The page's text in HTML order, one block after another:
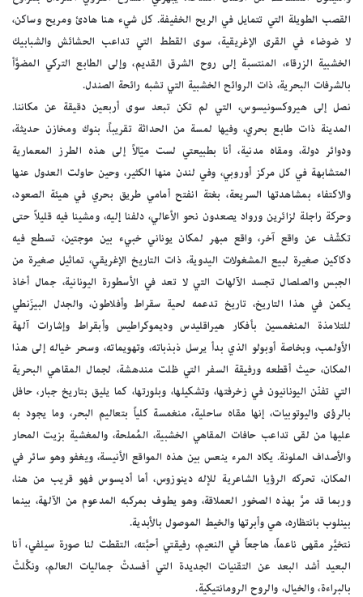
القصب الطويلة التي تتمايل في الريح الخفيفة. كل شيء هنا هادئ ومريح وساكن،
لا ضوضاء في القرى الإغريقية، سوى القطط التي تداعب الحشائش والشبابيك
الخشبية الزرقاء، المنتسبة إلى روح الشرق القديم، وإلى الطابع التركي المضوَّأ
بالشرفات البحرية، ذات الروائح الخشبية التي تشبه رائحة الصندل.
نصل إلى هيروكسونيسوس، التي لم تكن تبعد سوى أربعين دقيقة عن مكاننا.
المدينة ذات طابع بحري، وفيها لمسة من الحداثة تقريباً، بنوك ومخازن حديثة،
ودوائر دولة، ومقاه مدنية، أنا بطبيعتي لست ميّالاً إلى هذه الطرز المعمارية
المتشابهة في كل مركز أوروبي، وفي لندن منها الكثير، وحين حاولت العدول عنها
والاكتفاء بمشاهدتها السريعة، بغتة انفتح أمامي طريق بحري في هيئة الصعود،
وحركة راجلة لزائرين ورواد يصعدون نحو الأعالي، دلفنا إليه، ومشينا فيه قليلاً حتى
تكشّف عن واقع آخر، واقع مبهر لمكان يوناني خبيء بين موجتين، تسطع فيه
دكاكين صغيرة لبيع المشغولات اليدوية، ذات التاريخ الإغريقي، تماثيل صغيرة من
الجبس والصلصال تجسد الآلهات التي لا تعد في الأسطورة اليونانية، جمال أخاذ
يكمن في هذا التاريخ، تاريخ تدعمه لحية سقراط وأفلاطون، والجدل البيزَنطي
للتلامذة المنغمسين بأفكار هيراقليدس وديموكراطيس وأبقراط وإشارات آلهة
الأولمب، وبخاصة أوبولو الذي بدأ يرسل ذبذباته، وتهويماته، وسحر خياله إلى هذا
المكان، حيث أقطعه ورفيقة السفر التي ظلت مندهشة، لجمال المقاهي البحرية
التي تفنّن اليونانيون في زخرفتها، وتشكيلها، وبلورتها، كما يليق بتاريخ جبار، حافل
بالرؤى واليوتوبيات، إنها مقاه ساحلية، منغمسة كلياً بتعاليم البحر، وما يجود به
عليها من لقى تداعب حافات المقاهي الخشبية، المُملحة، والمغشية بزيت المحار
والأصداف الملونة. يكاد المرء ينعس بين هذه المواقع الأنيسة، ويغفو وهو سائر في
المكان، تحركه الرؤيا الشاعرية للإله دينوزوس، أما أديسوس فهو قريب من هنا،
وربما قد مرَّ بهذه الصخور العملاقة، وهو يطوف بمركبه المدعوم من الآلهة، بينما
بينلوب بانتظاره، هي وأبرتها والخيط الموصول بالأبدية.
نتخيَّر مقهى ناعماً، هاجعاً في النعيم، رفيقتي أحبَّته، التقطت لنا صورة سيلفي، أنا
البعيد أشد البعد عن التقنيات الجديدة التي أفسدتْ جماليات العالم، ونكَّلتْ
بالبراءة، والخيال، والروح الرومانتيكية.